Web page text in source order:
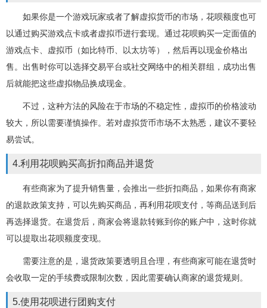
如果你是一个游戏玩家或者了解虚拟货币的市场，花呗额度也可
以通过购买游戏点卡或者虚拟币进行套现。通过花呗购买一定面值的
游戏点卡、虚拟币（如比特币、以太坊等），然后再以现金价格出
售。出售时你可以选择交易平台或社交网络中的相关群组，成功出售
后就能把这些虚拟物品换成现金。
不过，这种方法的风险在于市场的不稳定性，虚拟币的价格波动
较大，所以需要谨慎操作。若对虚拟货币市场不太熟悉，建议不要轻
易尝试。
4.利用花呗购买高折扣商品并退货
有些商家为了提升销售量，会推出一些折扣商品，如果你有商家
的退款政策支持，可以先购买商品，再利用花呗支付，等商品送到后
再选择退货。在退货后，商家会将退款转账到你的账户中，这时你就
可以提取出花呗额度变现。
需要注意的是，退货政策要透明且合理，有些商家可能在退货时
会收取一定的手续费或限制次数，因此需要确认商家的退货规则。
5.使用花呗进行团购支付